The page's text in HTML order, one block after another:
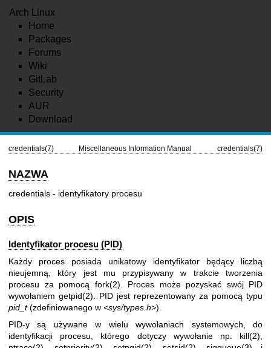
Arch Linux
Home
Packages
Forums
Wiki
GitLab
Security
AUR
Download
credentials(7) Miscellaneous Information Manual credentials(7)
NAZWA
credentials - identyfikatory procesu
OPIS
Identyfikator procesu (PID)
Każdy proces posiada unikatowy identyfikator będący liczbą
nieujemną, który jest mu przypisywany w trakcie tworzenia
procesu za pomocą fork(2). Proces może pozyskać swój PID
wywołaniem getpid(2). PID jest reprezentowany za pomocą typu
pid_t(zdefiniowanego w <sys/types.h>).
PID-y są używane w wielu wywołaniach systemowych, do
identyfikacji procesu, którego dotyczy wywołanie np. kill(2)